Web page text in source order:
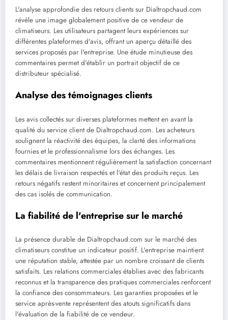
L'analyse approfondie des retours clients sur Dialtropchaud.com
révèle une image globalement positive de ce vendeur de
climatiseurs. Les utilisateurs partagent leurs expériences sur
différentes plateformes d'avis, offrant un aperçu détaillé des
services proposés par l'entreprise. Une étude minutieuse des
commentaires permet d'établir un portrait objectif de ce
distributeur spécialisé.
Analyse des témoignages clients
Les avis collectés sur diverses plateformes mettent en avant la
qualité du service client de Dialtropchaud.com. Les acheteurs
soulignent la réactivité des équipes, la clarté des informations
fournies et le professionnalisme lors des échanges. Les
commentaires mentionnent régulièrement la satisfaction concernant
les délais de livraison respectés et l'état des produits reçus. Les
retours négatifs restent minoritaires et concernent principalement
des cas isolés de communication.
La fiabilité de l'entreprise sur le marché
La présence durable de Dialtropchaud.com sur le marché des
climatiseurs constitue un indicateur positif. L'entreprise maintient
une réputation stable, attestée par un nombre croissant de clients
satisfaits. Les relations commerciales établies avec des fabricants
reconnus et la transparence des pratiques commerciales renforcent
la confiance des consommateurs. Les garanties proposées et le
service après-vente représentent des atouts significatifs dans
l'évaluation de la fiabilité de ce vendeur.